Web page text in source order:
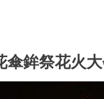
傘鉾祭花火